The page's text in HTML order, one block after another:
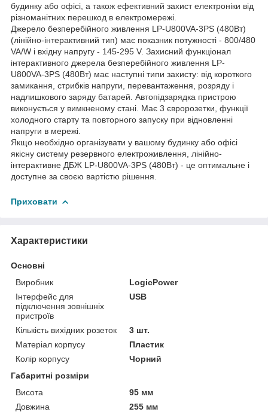
будинку або офісі, а також ефективний захист електроніки від
різноманітних перешкод в електромережі.
Джерело безперебійного живлення LP-U800VA-3PS (480Вт)
(лінійно-інтерактивний тип) має показник потужності - 800/480
VA/W і вхідну напругу - 145-295 V. Захисний функціонал
інтерактивного джерела безперебійного живлення LP-
U800VA-3PS (480Вт) має наступні типи захисту: від короткого
замикання, стрибків напруги, перевантаження, розряду і
надлишкового заряду батарей. Автопідзарядка пристрою
виконується у вимкненому стані. Має 3 євророзетки, функції
холодного старту та повторного запуску при відновленні
напруги в мережі.
Якщо необхідно організувати у вашому будинку або офісі
якісну систему резервного електроживлення, лінійно-
інтерактивне ДБЖ LP-U800VA-3PS (480Вт) - це оптимальне і
доступне за своєю вартістю рішення.
Приховати
Характеристики
Основні
Виробник
LogicPower
Інтерфейс для
підключення зовнішніх
пристроїв
USB
Кількість вихідних розеток
3 шт.
Матеріал корпусу
Пластик
Колір корпусу
Чорний
Габаритні розміри
Висота
95 мм
Довжина
255 мм